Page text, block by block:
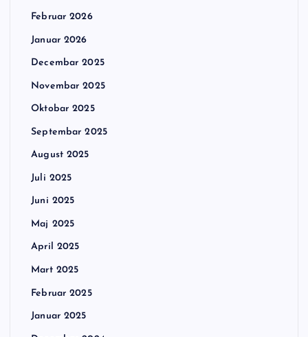
Februar 2026
Januar 2026
Decembar 2025
Novembar 2025
Oktobar 2025
Septembar 2025
August 2025
Juli 2025
Juni 2025
Maj 2025
April 2025
Mart 2025
Februar 2025
Januar 2025